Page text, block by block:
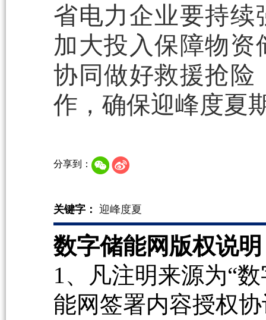
省电力企业要持续
加大投入保障物
协同做好救援抢险
作，确保迎峰度夏
分享到：
关键字： 迎峰度夏
数字储能网版权说
1、凡注明来源为“
能网签署内容授权